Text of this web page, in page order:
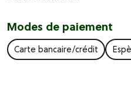
Modes de paiement
Carte bancaire/crédit